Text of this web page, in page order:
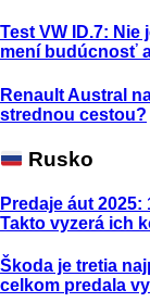
Test VW ID.7:
mení budúcnosť
Renault Austral
strednou cestou?
Rusko
Predaje áut
Takto vyzerá ich
Škoda je tretia
celkom predala